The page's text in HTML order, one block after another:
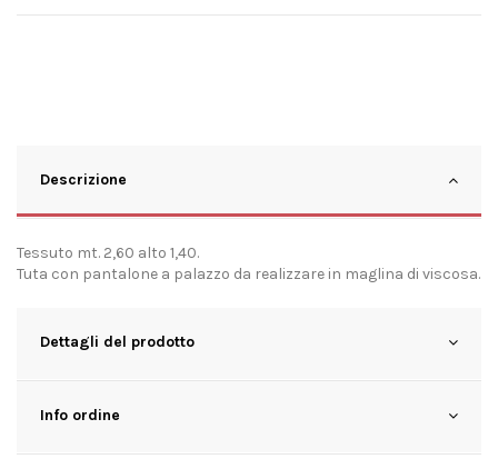
Descrizione
Tessuto mt. 2,60 alto 1,40.
Tuta con pantalone a palazzo da realizzare in maglina di viscosa.
Dettagli del prodotto
Info ordine